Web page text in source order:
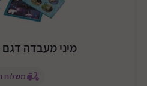
מיני מעבדה דגם Telescope
משלוח